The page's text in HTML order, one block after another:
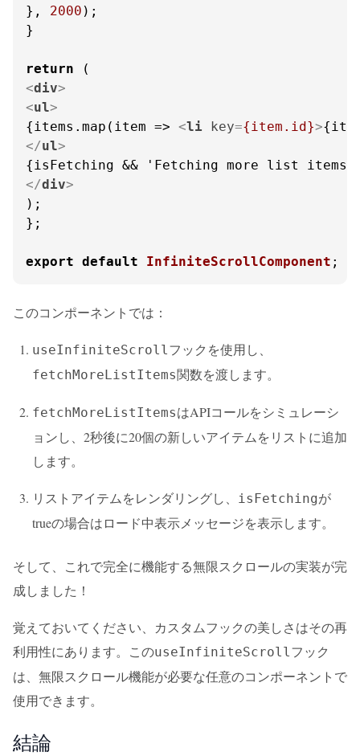
}, 2000 );
}
return
<div>
<ul>
{items.map(item => <li key={item.id}>
</ul>
</div>
);
};
export default InfiniteScrollComponent ;
このコンポーネントでは：
useInfiniteScrollフックを使用し、
fetchMoreListItems関数を渡します。
fetchMoreListItemsはAPIコールをシミュレーシ
ョンし、2秒後に20個の新しいアイテムをリストに追加
します。
リストアイテムをレンダリングし、 isFetchingが
trueの場合はロード中表示メッセージを表示します。
そして、これで完全に機能する無限スクロールの実装が完
成しました！
覚えておいてください、カスタムフックの美しさはその再
利用性にあります。このuseInfiniteScrollフック
は、無限スクロール機能が必要な任意のコンポーネントで
使用できます。
結論